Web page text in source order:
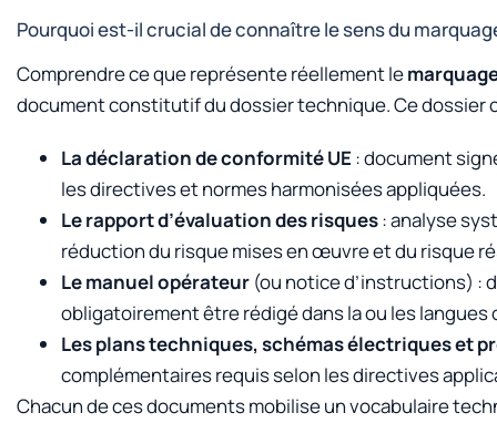
Pourquoi est-il crucial de connaître le sens du
Comprendre ce que représente réellement le
document constitutif du dossier technique. Ce dossier
La déclaration de conformité UE : document
les directives et normes harmonisées appliquées.
Le rapport d’évaluation des risques: analyse
réduction du risque mises en œuvre et du risque
Le manuel opérateur (ou notice d’instructions) :
obligatoirement être rédigé dans la ou les langues
Les plans techniques, schémas électriques et
complémentaires requis selon les directives
Chacun de ces documents mobilise un vocabulaire